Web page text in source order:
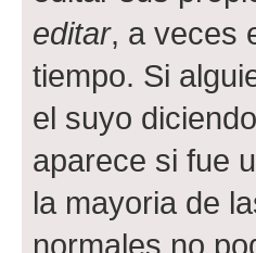
editar, a veces
tiempo. Si
el suyo
aparece si fue
la mayoria de
normales no